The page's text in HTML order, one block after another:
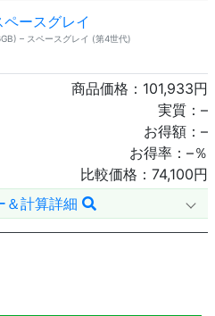
ースグレイ
– スペースグレイ (第4世代)
商品価格： 101,933円
実質： –
お得額： –
お得率： –％
比較価格： 74,100円
＆計算詳細